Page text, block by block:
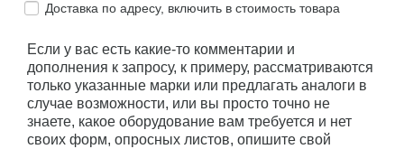
Доставка по адресу, включить в стоимость товара
Если у вас есть какие-то комментарии и
дополнения к запросу, к примеру, рассматриваются
только указанные марки или предлагать аналоги в
случае возможности, или вы просто точно не
знаете, какое оборудование вам требуется и нет
своих форм, опросных листов, опишите свой